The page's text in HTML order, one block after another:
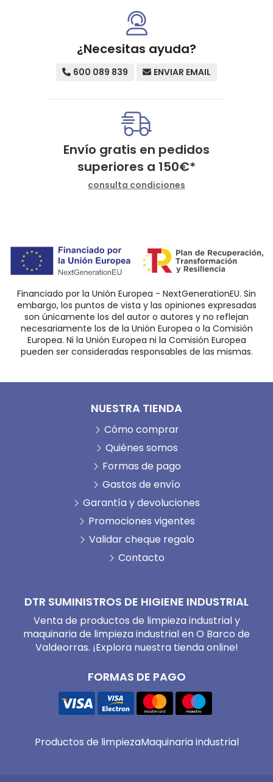
¿Necesitas ayuda?
600 089 839 ENVIAR EMAIL
Envío gratis en pedidos
superiores a 150€*
consulta condiciones
Financiado por la Unión Europea - NextGenerationEU. Sin
embargo, los puntos de vista y las opiniones expresadas
son únicamente los del autor o autores y no reflejan
necesariamente los de la Unión Europea o la Comisión
Europea. Ni la Unión Europea ni la Comisión Europea
pueden ser consideradas responsables de las mismas.
DTR SUMINISTROS DE HIGIENE INDUSTRIAL
Venta de productos de limpieza industrial y
maquinaria de limpieza industrial en O Barco de
Valdeorras. ¡Explora nuestra tienda online!
FORMAS DE PAGO
NUESTRA TIENDA
Cómo comprar
Quiénes somos
Formas de pago
Gastos de envío
Garantía y devoluciones
Promociones vigentes
Validar cheque regalo
Contacto
Productos de limpiezaMaquinaria industrial